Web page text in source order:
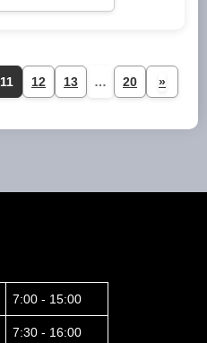
11 12 13 … 20 »
7:00 - 15:00
7:30 - 16:00